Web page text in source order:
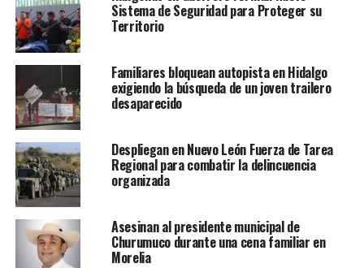
Sistema de Seguridad para Proteger su
Territorio
Familiares bloquean autopista en Hidalgo
exigiendo la búsqueda de un joven trailero
desaparecido
Despliegan en Nuevo León Fuerza de Tarea
Regional para combatir la delincuencia
organizada
Asesinan al presidente municipal de
Churumuco durante una cena familiar en
Morelia